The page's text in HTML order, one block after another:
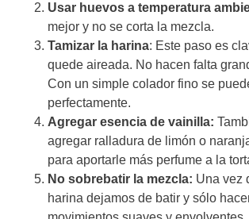
Usar huevos a temperatura
mejor y no se corta la mezcla.
Tamizar la harina: Este paso es
quede aireada. No hacen falta
Con un simple colador fino se
perfectamente.
Agregar esencia de vainilla:
agregar ralladura de limón o
para aportarle más perfume a la
No sobrebatir la mezcla: Una vez
harina dejamos de batir y sólo